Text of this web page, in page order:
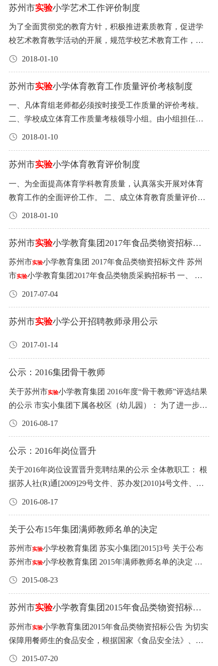
务最高限价： 120000元（根据现行税法，对甲方征收的和
关的税费由乙方承担） 4、绿化服务要求：《苏州市
小
学年度养护年度计划》 外包服务项目五：新风系统的维护
保养 1、服务范围：幼儿园新风系统。 2、服务内容：幼儿
园新风系统的维护保养。 详见《苏州市实验小学新风维护保
养要求》 3、服务最高限价：75000元（根据现行税法，对
甲方征收的和本合同有关的税费由甲方承担，对乙方征收
的和本合同有关的税费由乙方承担） 4、服务基本要求：
提供学校该项目的实施评估报告。 外包服务项目六：烟道
幼儿园食堂）和隔油池。 2、服务内容：每年两次对学校食
堂油烟道大清洗，每月对油烟道保洁清洗。每月对隔油池
清洁，每年两次对隔油池用机器清洗。 3、服务最高限价：
承担） 4、服务基本要求： 每年寒假和暑假两次大清洗食
校该项目的实施评估报告。 外包服务项目七：学生饮用水
1、服务范围：饮用水。 2、服务内容：乙方提供符合国家
卫生标准的天然泉水。 3、服务最高限价：210000元。 4、
服务基本要求： 1、乙方派出服务人员具体负责甲方的送
水、清洗、消毒灯服务工作。 2、乙方保证及时送给到各班
务过程中，必须采取周密的安全措施，避免造成师生的人
身和财产损害。由于乙方行为的不当造成的人身伤害和财
产损害，乙方承担一切责任。 饮用水和饮水机的清洗要每
次检测，并能通过甲方的第三方检测。 外包服务项目八：
消防维保 1、服务范围：学校的所有消防设施设备。 2、服
急照明系统、消火栓系统和消防水池、消防泵房的管理。
州市
小学消防系统维护保养方案书》 每年维保结束提供
学校该项目的实施评估报告。 外包服务项目九：管道专业
维保 1、服务范围：学校的所有管道设施设备。 2、服务内
容： 卫生间管道疏通、雨污水管疏通、食堂污水管疏通、
服务基本要求： 1、卫生间管道疏通时间为开学前一周，学
括窨井用高压疏通车进行疏通。 3、污水泵分季度进行清
理、清洗和调试。 4、紧急维护响应时间2小时内。 5、每
年维保结束提供学校该项目的实施评估报告。 外包服务项
目十：空调维保和维修。 1、服务范围：学校的所有空调设
施设备。 2、服务内容：对212台中央空调空调维保维修。
护清洁。 紧急维护响应时间2小时内。 每年维保结束提供
学校该项目的实施评估报告。 外包服务项目十一：钢琴和
乐器维保。 1、服务范围：学校的钢琴和民乐队的乐器。
苏州市实验小学艺术工作评价制度
为了全面贯彻党的教育方针，积极推进素质教育，促进学
校艺术教育教学活动的开展，规范学校艺术教育工作，提
高艺术教育工作的质量，促进学生全面和谐发展，特制订
有校级领导分管学校艺术教育工作，有校中层干部具体负
作计划之中。 二、 学校艺术教育工作评估指标体系应参照
《江苏省艺术教育评估标准》制订，必须包括上级规定的
指标内容。严格按《学校艺术工作管理规定》和《学校艺
术工作方案》要求研制艺术教育工作评估指标体系并进行
分工，组织全体艺术老师按照体系进行实施。 三、 严格执
能坚持基本常规，对学生的成绩考核科学、规范，课堂教
学效果较为显著。 四、 按规定要求配备专用教室，配备现
代化信息技术设备以及音乐、美术教学器材，订制并用好
艺教音像材料。每年有艺教活动经费投入，添置演出服
装、艺教设备，维修保养艺教器材。 五、定时、定地点开
展学校艺术教研活动，一次活动突出一个主题，解决一个
问题。活动做到有布置、有活动记录。 六、学校面向全体
或兴趣小组，艺术课外活动落实，做到有计划、有时间、
性的艺术节活动，丰富校园生活。重视环境建设，营造格
调高雅、富有美感、充满朝气的校园文化艺术环境。 七、
生参加艺术竞赛活动的措施。 八、每学年进行一次综合自
工作计划提供决策依据。对自评达标的项目要制订相应的
整改和提高措施，并加以落实。
2018-01-10
苏州市实验小学体育教育工作质量评价考核制度
一、凡体育组老师都必须按时接受工作质量的评价考核。
二、学校成立体育工作质量考核领导小组。由小组担任组
长，主管综合学科的老师担任副组长、体育教研组长同时
准。 2.确定考核方法 。 3.定考核时间。 4.研究奖惩办法。
作的意见和建议。 三、考核内容包括：出勤情况、工作态
度、履行本岗职责情况、工作效果等。由考核领导小组根
据不同时 期的要求及各岗工作范围拟定详细考核提纲。
四、每学期考核一次。 五、考核结果填入业务档案。考核
结果作为全体教职工晋级、职称评定、选先进及选送外出
2018-01-10
苏州市实验小学体育教育评价制度
一、为全面提高体育学科教育质量，认真落实开展对体育
教育工作的全面评价工作。 二、成立体育教育质量评价小
组，学校由主管综合学科的老师担任组长，教研组长及部
质量评价的基础上参考体育组每个学期教育工作重点，研
间，并将评价后的材料进行分析，做出评价总结报告，提
出体育教学改进 教育工作的意见及建议。 四、每学期末开
展评价活动。 五、教育质量结果与奖惩制度挂勾。 （详见
苏州市实验小学考核制度） 六、每学期教育质量评价总结应
作为下阶段制订教育工作计划的重要参考资料。
2018-01-10
苏州市实验小学教育集团2017年食品类物资招标文
苏州市实验小学教育集团 2017年食品类物资招标文件 苏州
市实验小学教育集团2017年食品类物质采购招标书 一、 招
标项目 二、投标人资格 三、参与投标人数量 四、投标说明
的权利和责任 八、其他说明 一、招标项目 1、鲜肉（鲜或
蛋类 7、水果 8、牛奶 9、面包点心 10、南北货大类 11、早
点 12、豆制品 二、投标人资格 1、投标人必须具有独立法
人资格，独立承担民事责任能力，保证有履约能力。 2、投
或个体经营户，有相关经营资质。在上述区域内有固定的
生产或经营场所，投标冰冻食制品类需在苏州市范围内设
有冷库并有相关的冷库证。招标方将作实地考察。 3、投标
粮、油要有具备“QS”认证。 4、投标人在三年内没有违反
《食品安全法》行为或因食品质量受有关部门处罚。 5、纳
入苏州市农委、教育局推荐供应商名单的供应商在同等条
件下优先中标。 三、参与投标人数量 本次集团各学校食堂
实行公开招标，三家以下由学校集团招标小组确定供应
同）向招标人递交投标书，表示对招标人在招标说明书和
合同样本中制定的所有条款完全理解、认同，并愿意遵
守。 2、投标人在投标前向招标人出示下列证件原件验证并
交其复印件：法人或法人代表身份证，或委托人被委托人
近三年的经营业绩。 3、投标人将投标书按照招标人提供的
密封后在规定时间内交招标组负责人，超过截止时间该标
书无效。 4、投标人若有质量售后服务承诺的在专页附上。
5、招标价格：肉类、冷冻食品类以南环桥批发市场公布的
2017-07-04
苏州市实验小学公开招聘教师录用公示
2017-01-14
公示：2016集团骨干教师
关于苏州市实验小学教育集团 2016年度“骨干教师”评选结果
的公示 市实小集团下属各校区（幼儿园）： 为了进一步打
造集团的教师梯队，促进教师业务能力的提升，鼓励挖掘
干教师评比制度，经评审小组的全面考核评定，遴选出了
实，既有较高的教育水平，又有较强的教科研能力，在实
施素质教育中取得显著成绩的教师。经校长室研究决定，
对顾婷等19位教师授予苏州市
师”的称号，现在集团内进行公示。公示期一周，如有意
见，请致电本部办公室，电话65201415。 苏州市
娟、郦娜 体育：张建波、陆文龙、盛雪芳 音乐：孙妍妍、
王菡菁、裘青 美术：石岚 科学：胡世海 微机：杨竹翠 幼
教：宋婷婷
2016-08-17
公示：2016年岗位晋升
关于2016年岗位设置晋升竞聘结果的公示 全体教职工： 根
据苏人社(R)通[2009]29号文件、苏办发[2010]4号文件、苏
教人师[2010]11号文件、苏人保事[2011]4号文件精神，按照
报、工作组复核、考评领导小组评审、校长办公会审定，
年岗位设置晋升分级竞聘结果公示如下： 1、高级教师六级
岗位4人 蔡红雨、赵洪、陈萍、赵蔚岚 2、一级教师八级岗
位12人 赵静、杨政、孙雪飞、解超超、王静(语大)、许
轶、鲍桂芳、沈湘灏、袁苏红、俞璐、蒋怡华、李薇 3、一
级教师九级岗位24人 顾晓梅、吴灵燕、黄斐、顾婷、黄立
橙、杨琳、朱瑾、陆文龙、王省、宋贤、胡世海、胡方
平、薛蔚、黄蕊芳、盛妍、顾筠、张海燕 4、二级教师十一
级岗位12人 王静(语小)、王晋铮、金铃、袁晴靖、阙丽
2016-08-17
关于公布15年集团满师教师名单的决定
苏州市实验小学校教育集团 苏实小集团[2015]3号 关于公布
苏州市实验小学校教育集团 2015年满师教师名单的决定 市
实小教育集团下属各校（园）： 经满师考核及领导班子研
州市 实验小学校本部 王恺恒(语)、周 娟(数)、冯 勤(英)、黄
燕(语)、周琳昱(英)、李 甜(体) 3.吴江明珠学校 王 蓓(语)、
吴 伟(语)、胡馨元(语)、赵鹏飞(数)、陈 娜(数)、赵海燕
2015-08-23
苏州市实验小学教育集团2015年食品类物资招标公
苏州市实验小学教育集团2015年食品类物资招标公告 为切实
保障用餐师生的食品安全，根据国家《食品安全法》、
《招标投标法》等规定，苏州市
2015-07-20